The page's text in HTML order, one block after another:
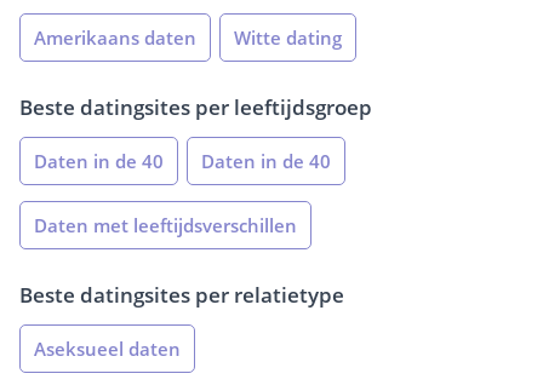
Amerikaans daten Witte dating
Beste datingsites per leeftijdsgroep
Daten in de 40 Daten in de 40
Daten met leeftijdsverschillen
Beste datingsites per relatietype
Aseksueel daten